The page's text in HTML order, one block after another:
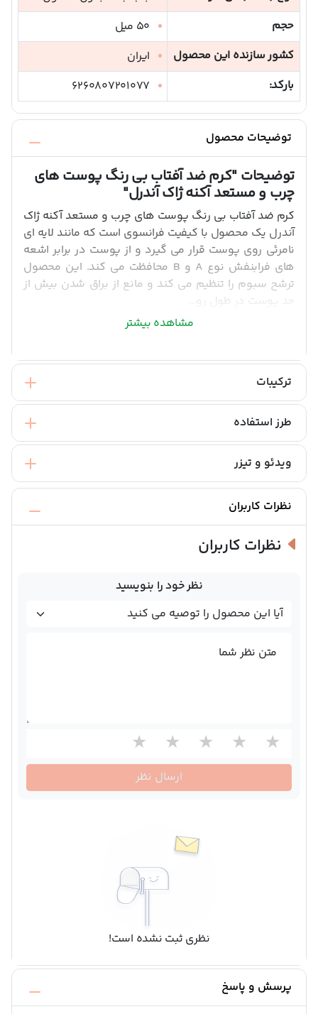
حجم
50 میل
کشور سازنده این محصول
ایران
بارکد:
6260807201077
توضیحات محصول
توضیحات"کرم ضد آفتاب بی رنگ پوست های
چرب و مستعد آکنه ژاک آندرل"
کرم ضد آفتاب بی رنگ پوست های چرب و مستعد آکنه ژاک
آندرل یک محصول با کیفیت فرانسوی است که مانند لایه ای
نامرئی روی پوست قرار می گیرد و از پوست در برابر اشعه
های فرابنفش نوع A و B محافظت می کند. این محصول
ترشح سبوم را تنظیم می کند و مانع از براق شدن بیش از
حد پوست در طول رو...
مشاهده بیشتر
ترکیبات
طرز استفاده
ویدئو و تیزر
نظرات کاربران
نظرات کاربران
نظر خود را بنویسید
متن نظر شما
ارسال نظر
نظری ثبت نشده است!
پرسش و پاسخ